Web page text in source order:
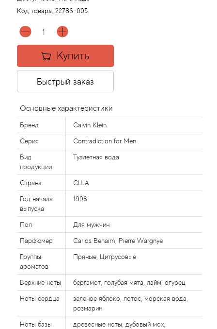
Код товара: 22786-005
Купить
Быстрый заказ
Основные характеристики
Бренд Calvin Klein
Серия Contradiction for Men
Вид
продукции
Туалетная вода
Страна США
Год начала
выпуска
1998
Пол Для мужчин
Парфюмер Carlos Benaim, Pierre Wargnye
Группы
ароматов
Пряные, Цитрусовые
Верхние ноты бергамот, голубая мята, лайм, огурец
Ноты сердца
зеленое яблоко, лотос, морская вода,
розмарин
Ноты базы
древесные ноты, дубовый мох,
Agonist
Aigner
Aj Arabia (Widian)
Al Haramain
Al Jazeera
Alaia Paris
Alexander McQueen
Alexandre Barthet
Alexandre J
Alfred Dunhill
Alyson Oldoini
Alyssa Ashley